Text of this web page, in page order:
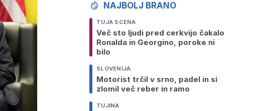
NAJBOLJ BRANO
TUJA SCENA
Več sto ljudi pred cerkvijo čakalo
Ronalda in Georgino, poroke ni
bilo
SLOVENIJA
Motorist trčil v srno, padel in si
zlomil več reber in ramo
TUJINA